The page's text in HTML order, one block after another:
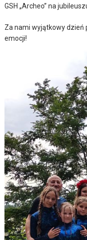
GSH „Archeo” na
Za nami wyjątkowy dzień
emocji!